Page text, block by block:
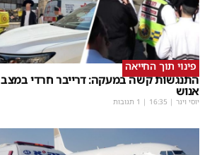
פינוי תוך החייאה
התנגשות קשה במעקה: דרייבר חרדי במצב
אנוש
יוסי וינר |
16:35 | 1 תגובות